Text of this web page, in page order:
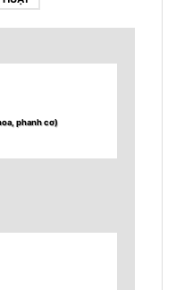
phanh cơ)